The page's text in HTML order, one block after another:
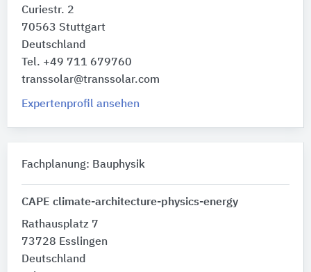
Curiestr. 2
70563 Stuttgart
Deutschland
Tel. +49 711 679760
transsolar@transsolar.com
Expertenprofil ansehen
Fachplanung: Bauphysik
CAPE climate-architecture-physics-energy
Rathausplatz 7
73728 Esslingen
Deutschland